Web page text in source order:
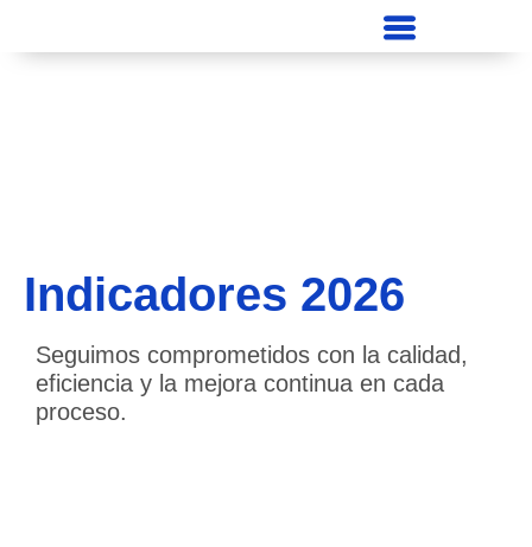
Indicadores 2026
Seguimos comprometidos con la calidad,
eficiencia y la mejora continua en cada
proceso.